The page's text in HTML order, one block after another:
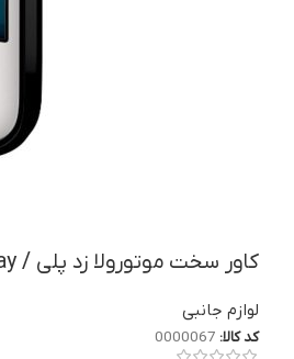
کاور سخت موتورولا زد پلی / Motorola Moto Z play
لوازم جانبی
کد کالا: 0000067